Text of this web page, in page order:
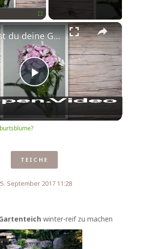
Fullscreen ×
Play
Video
Kennst du deine Geburtsblume?
TEICHE
September 2017 11:28
winter-reif zu machen